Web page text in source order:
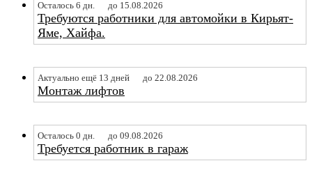
Осталось 6 дн. до 15.08.2026
Требуются работники для автомойки в Кирьят-
Яме, Хайфа.
Актуально ещё 13 дней до 22.08.2026
Монтаж лифтов
Осталось 0 дн. до 09.08.2026
Требуется работник в гараж